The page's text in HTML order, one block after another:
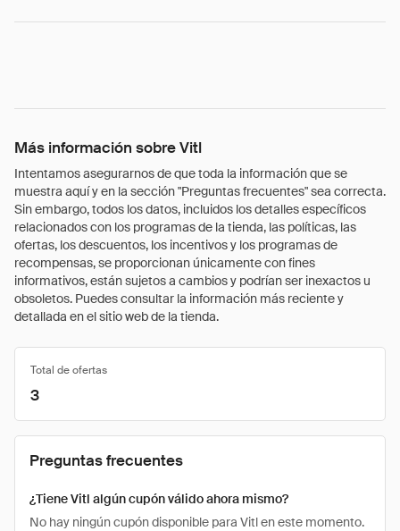
Más información sobre Vitl
Intentamos asegurarnos de que toda la información que se
muestra aquí y en la sección "Preguntas frecuentes" sea correcta.
Sin embargo, todos los datos, incluidos los detalles específicos
relacionados con los programas de la tienda, las políticas, las
ofertas, los descuentos, los incentivos y los programas de
recompensas, se proporcionan únicamente con fines
informativos, están sujetos a cambios y podrían ser inexactos u
obsoletos. Puedes consultar la información más reciente y
detallada en el sitio web de la tienda.
Total de ofertas
3
Preguntas frecuentes
¿Tiene Vitl algún cupón válido ahora mismo?
No hay ningún cupón disponible para Vitl en este momento.